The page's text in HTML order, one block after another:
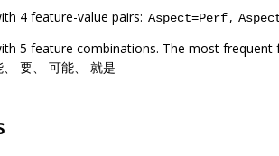
4 feature-value pairs: Aspect=Perf,
5 feature combinations. The most
要、 可能、 就是